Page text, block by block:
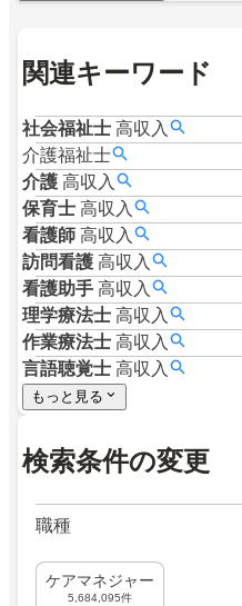
関連キーワード
社会福祉士 高収入
介護福祉士
介護 高収入
保育士 高収入
看護師 高収入
訪問看護 高収入
看護助手 高収入
理学療法士 高収入
作業療法士 高収入
言語聴覚士 高収入
もっと見る
検索条件の変更
職種
ケアマネジャー
5,684,095件